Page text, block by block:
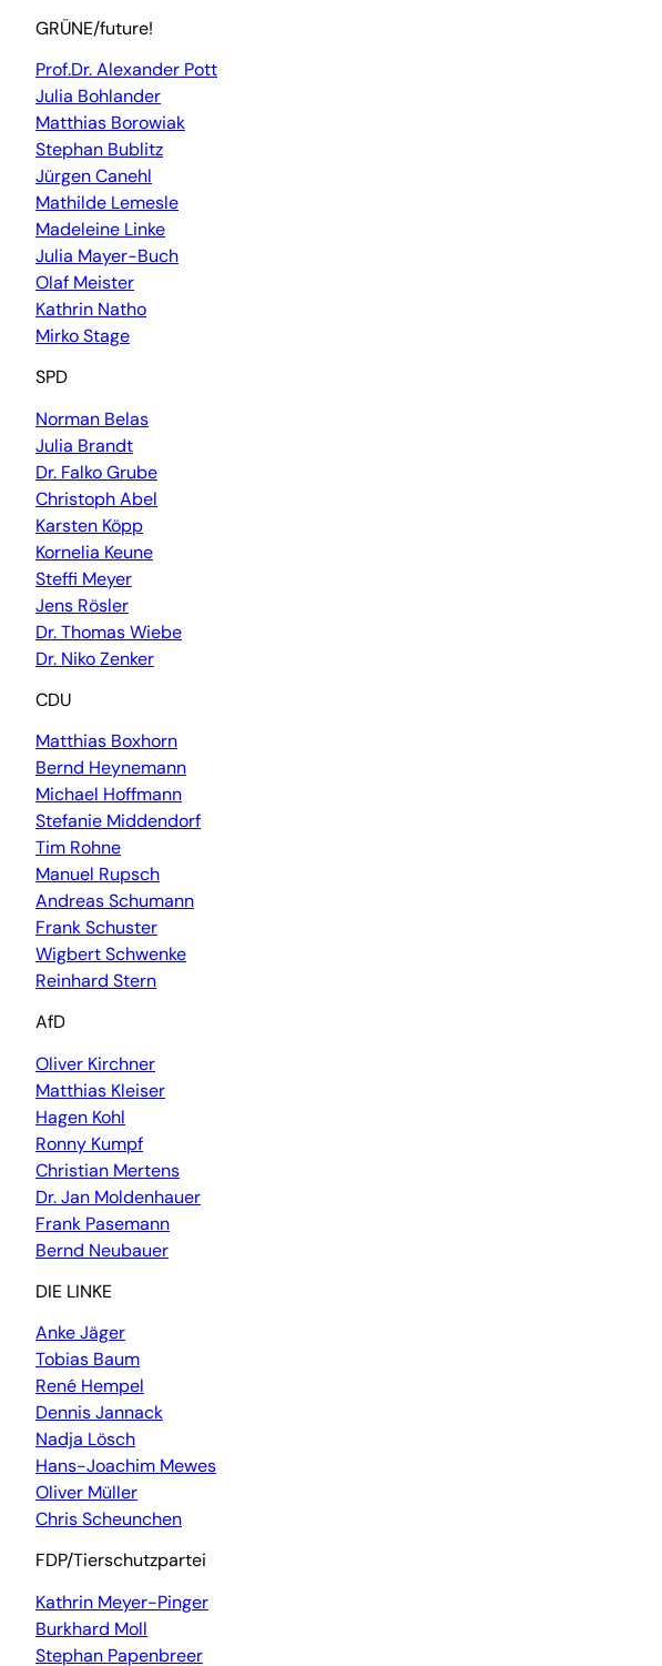
GRÜNE/future!
Prof.Dr. Alexander Pott
Julia Bohlander
Matthias Borowiak
Stephan Bublitz
Jürgen Canehl
Mathilde Lemesle
Madeleine Linke
Julia Mayer-Buch
Olaf Meister
Kathrin Natho
Mirko Stage
SPD
Norman Belas
Julia Brandt
Dr. Falko Grube
Christoph Abel
Karsten Köpp
Kornelia Keune
Steffi Meyer
Jens Rösler
Dr. Thomas Wiebe
Dr. Niko Zenker
CDU
Matthias Boxhorn
Bernd Heynemann
Michael Hoffmann
Stefanie Middendorf
Tim Rohne
Manuel Rupsch
Andreas Schumann
Frank Schuster
Wigbert Schwenke
Reinhard Stern
AfD
Oliver Kirchner
Matthias Kleiser
Hagen Kohl
Ronny Kumpf
Christian Mertens
Dr. Jan Moldenhauer
Frank Pasemann
Bernd Neubauer
DIE LINKE
Anke Jäger
Tobias Baum
René Hempel
Dennis Jannack
Nadja Lösch
Hans-Joachim Mewes
Oliver Müller
Chris Scheunchen
FDP/Tierschutzpartei
Kathrin Meyer-Pinger
Burkhard Moll
Stephan Papenbreer